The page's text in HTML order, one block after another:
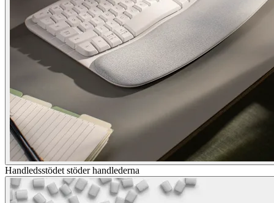
Handledsstödet stöder handlederna